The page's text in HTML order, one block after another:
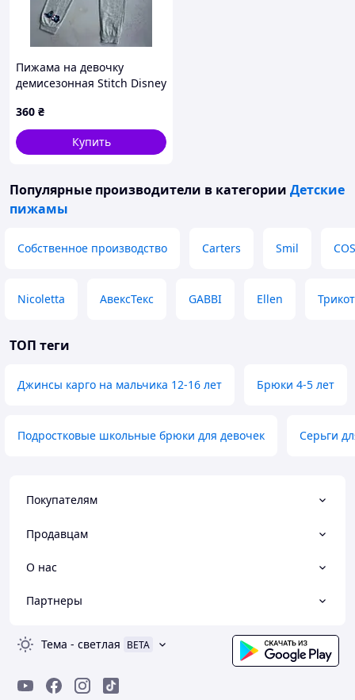
Пижама на девочку
демисезонная Stitch Disney
360 ₴
Купить
Популярные производители в категории Детские
пижамы
Собственное производство Carters Smil
Nicoletta АвексТекс GABBI Ellen
ТОП теги
Джинсы карго на мальчика 12-16 лет Брюки 4-5 лет
Подростковые школьные брюки для девочек Серьги
Покупателям
Продавцам
О нас
Партнеры
Тема - светлая BETA